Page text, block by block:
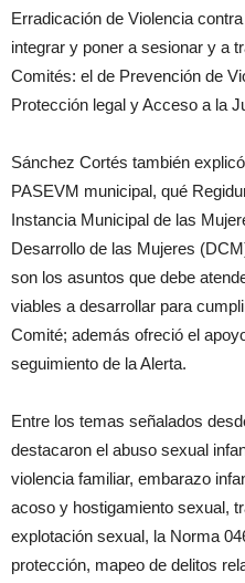
Erradicación de Violencia
integrar y poner a sesionar y a
Comités: el de Prevención de
Protección legal y Acceso a la
Sánchez Cortés también
PASEVM municipal, qué
Instancia Municipal de las
Desarrollo de las Mujeres
son los asuntos que debe
viables a desarrollar para
Comité; además ofreció el
seguimiento de la Alerta.
Entre los temas señalados
destacaron el abuso sexual
violencia familiar, embarazo
acoso y hostigamiento sexual,
explotación sexual, la Norma
protección, mapeo de delitos